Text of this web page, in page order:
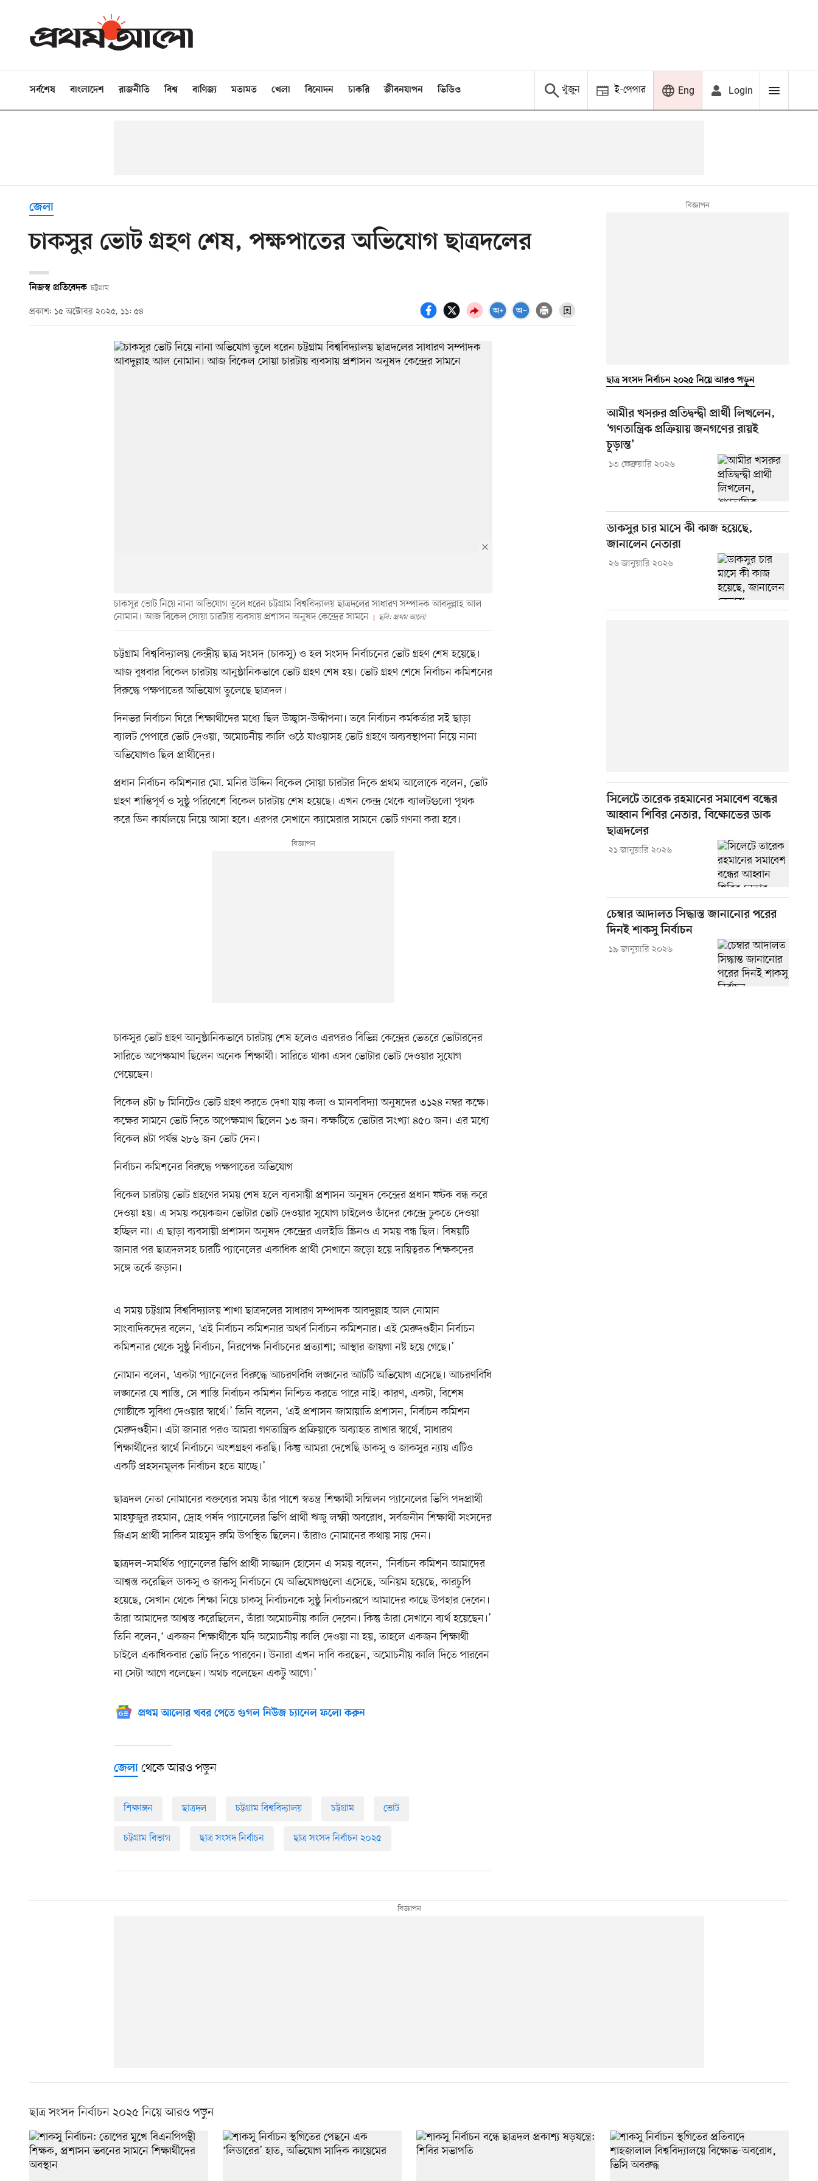
সর্বশেষ বাংলাদেশ রাজনীতি বিশ্ব বাণিজ্য মতামত খেলা বিনোদন চাকরি জীবনযাপন ভিডিও খুঁজুন ই-পেপার Eng Login
জেলা
চাকসুর ভোট গ্রহণ শেষ, পক্ষপাতের অভিযোগ ছাত্রদলের
নিজস্ব প্রতিবেদক চট্টগ্রাম
প্রকাশ: ১৫ অক্টোবর ২০২৫, ১১: ৫৪
চাকসুর ভোট নিয়ে নানা অভিযোগ তুলে ধরেন চট্টগ্রাম বিশ্ববিদ্যালয় ছাত্রদলের সাধারণ সম্পাদক আবদুল্লাহ আল
নোমান। আজ বিকেল সোয়া চারটায় ব্যবসায় প্রশাসন অনুষদ কেন্দ্রের সামনে
ছবি: প্রথম আলো
চট্টগ্রাম বিশ্ববিদ্যালয় কেন্দ্রীয় ছাত্র সংসদ (চাকসু) ও হল সংসদ নির্বাচনের ভোট গ্রহণ শেষ হয়েছে।
আজ বুধবার বিকেল চারটায় আনুষ্ঠানিকভাবে ভোট গ্রহণ শেষ হয়। ভোট গ্রহণ শেষে নির্বাচন কমিশনের
বিরুদ্ধে পক্ষপাতের অভিযোগ তুলেছে ছাত্রদল।
দিনভর নির্বাচন ঘিরে শিক্ষার্থীদের মধ্যে ছিল উচ্ছ্বাস-উদ্দীপনা। তবে নির্বাচন কর্মকর্তার সই ছাড়া
ব্যালট পেপারে ভোট দেওয়া, অমোচনীয় কালি ওঠে যাওয়াসহ ভোট গ্রহণে অব্যবস্থাপনা নিয়ে নানা
অভিযোগও ছিল প্রার্থীদের।
প্রধান নির্বাচন কমিশনার মো. মনির উদ্দিন বিকেল সোয়া চারটার দিকে প্রথম আলোকে বলেন, ভোট
গ্রহণ শান্তিপূর্ণ ও সুষ্ঠু পরিবেশে বিকেল চারটায় শেষ হয়েছে। এখন কেন্দ্র থেকে ব্যালটগুলো পৃথক
করে ডিন কার্যালয়ে নিয়ে আসা হবে। এরপর সেখানে ক্যামেরার সামনে ভোট গণনা করা হবে।
চাকসুর ভোট গ্রহণ আনুষ্ঠানিকভাবে চারটায় শেষ হলেও এরপরও বিভিন্ন কেন্দ্রের ভেতরে ভোটারদের
সারিতে অপেক্ষমাণ ছিলেন অনেক শিক্ষার্থী। সারিতে থাকা এসব ভোটার ভোট দেওয়ার সুযোগ
পেয়েছেন।
বিকেল ৪টা ৮ মিনিটেও ভোট গ্রহণ করতে দেখা যায় কলা ও মানববিদ্যা অনুষদের ৩১২৪ নম্বর কক্ষে।
কক্ষের সামনে ভোট দিতে অপেক্ষমাণ ছিলেন ১৩ জন। কক্ষটিতে ভোটার সংখ্যা ৪৫০ জন। এর মধ্যে
বিকেল ৪টা পর্যন্ত ২৮৬ জন ভোট দেন।
নির্বাচন কমিশনের বিরুদ্ধে পক্ষপাতের অভিযোগ
বিকেল চারটায় ভোট গ্রহণের সময় শেষ হলে ব্যবসায়ী প্রশাসন অনুষদ কেন্দ্রের প্রধান ফটক বন্ধ করে
দেওয়া হয়। এ সময় কয়েকজন ভোটার ভোট দেওয়ার সুযোগ চাইলেও তাঁদের কেন্দ্রে ঢুকতে দেওয়া
হচ্ছিল না। এ ছাড়া ব্যবসায়ী প্রশাসন অনুষদ কেন্দ্রের এলইডি স্ক্রিনও এ সময় বন্ধ ছিল। বিষয়টি
জানার পর ছাত্রদলসহ চারটি প্যানেলের একাধিক প্রার্থী সেখানে জড়ো হয়ে দায়িত্বরত শিক্ষকদের
সঙ্গে তর্কে জড়ান।
এ সময় চট্টগ্রাম বিশ্ববিদ্যালয় শাখা ছাত্রদলের সাধারণ সম্পাদক আবদুল্লাহ আল নোমান
সাংবাদিকদের বলেন, ‘এই নির্বাচন কমিশনার অথর্ব নির্বাচন কমিশনার। এই মেরুদণ্ডহীন নির্বাচন
কমিশনার থেকে সুষ্ঠু নির্বাচন, নিরপেক্ষ নির্বাচনের প্রত্যাশা; আস্থার জায়গা নষ্ট হয়ে গেছে।’
নোমান বলেন, ‘একটা প্যানেলের বিরুদ্ধে আচরণবিধি লঙ্ঘনের আটটি অভিযোগ এসেছে। আচরণবিধি
লঙ্ঘনের যে শাস্তি, সে শাস্তি নির্বাচন কমিশন নিশ্চিত করতে পারে নাই। কারণ, একটা, বিশেষ
গোষ্ঠীকে সুবিধা দেওয়ার স্বার্থে।’ তিনি বলেন, ‘এই প্রশাসন জামায়াতি প্রশাসন, নির্বাচন কমিশন
মেরুদণ্ডহীন। এটা জানার পরও আমরা গণতান্ত্রিক প্রক্রিয়াকে অব্যাহত রাখার স্বার্থে, সাধারণ
শিক্ষার্থীদের স্বার্থে নির্বাচনে অংশগ্রহণ করছি। কিন্তু আমরা দেখেছি ডাকসু ও জাকসুর ন্যায় এটিও
একটি প্রহসনমূলক নির্বাচন হতে যাচ্ছে।’
ছাত্রদল নেতা নোমানের বক্তব্যের সময় তাঁর পাশে স্বতন্ত্র শিক্ষার্থী সম্মিলন প্যানেলের ভিপি পদপ্রার্থী
মাহফুজুর রহমান, দ্রোহ পর্ষদ প্যানেলের ভিপি প্রার্থী ঋজু লক্ষ্মী অবরোধ, সর্বজনীন শিক্ষার্থী সংসদের
জিএস প্রার্থী সাকিব মাহমুদ রুমি উপস্থিত ছিলেন। তাঁরাও নোমানের কথায় সায় দেন।
ছাত্রদল–সমর্থিত প্যানেলের ভিপি প্রার্থী সাজ্জাদ হোসেন এ সময় বলেন, ‘নির্বাচন কমিশন আমাদের
আশ্বস্ত করেছিল ডাকসু ও জাকসু নির্বাচনে যে অভিযোগগুলো এসেছে, অনিয়ম হয়েছে, কারচুপি
হয়েছে, সেখান থেকে শিক্ষা নিয়ে চাকসু নির্বাচনকে সুষ্ঠু নির্বাচনরূপে আমাদের কাছে উপহার দেবেন।
তাঁরা আমাদের আশ্বস্ত করেছিলেন, তাঁরা অমোচনীয় কালি দেবেন। কিন্তু তাঁরা সেখানে ব্যর্থ হয়েছেন।’
তিনি বলেন,‘ একজন শিক্ষার্থীকে যদি অমোচনীয় কালি দেওয়া না হয়, তাহলে একজন শিক্ষার্থী
চাইলে একাধিকবার ভোট দিতে পারবেন। উনারা এখন দাবি করছেন, অমোচনীয় কালি দিতে পারবেন
না সেটা আগে বলেছেন। অথচ বলেছেন একটু আগে।’
প্রথম আলোর খবর পেতে গুগল নিউজ চ্যানেল ফলো করুন
জেলা থেকে আরও পড়ুন
শিক্ষাঙ্গন ছাত্রদল চট্টগ্রাম বিশ্ববিদ্যালয় চট্টগ্রাম ভোট
চট্টগ্রাম বিভাগ ছাত্র সংসদ নির্বাচন ছাত্র সংসদ নির্বাচন ২০২৫
ছাত্র সংসদ নির্বাচন ২০২৫ নিয়ে আরও পড়ুন
আমীর খসরুর প্রতিদ্বন্দ্বী প্রার্থী লিখলেন,
‘গণতান্ত্রিক প্রক্রিয়ায় জনগণের রায়ই
চূড়ান্ত’
১৩ ফেব্রুয়ারি ২০২৬
ডাকসুর চার মাসে কী কাজ হয়েছে,
জানালেন নেতারা
২৬ জানুয়ারি ২০২৬
সিলেটে তারেক রহমানের সমাবেশ বন্ধের
আহ্বান শিবির নেতার, বিক্ষোভের ডাক
ছাত্রদলের
২১ জানুয়ারি ২০২৬
চেম্বার আদালত সিদ্ধান্ত জানানোর পরের
দিনই শাকসু নির্বাচন
১৯ জানুয়ারি ২০২৬
ছাত্র সংসদ নির্বাচন ২০২৫ নিয়ে আরও পড়ুন